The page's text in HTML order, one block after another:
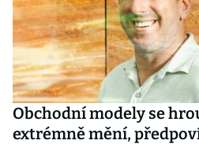
Obchodní modely se
extrémně mění,